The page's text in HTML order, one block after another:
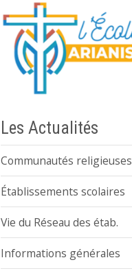
Les Actualités
Communautés religieuses
Établissements scolaires
Vie du Réseau des étab.
Informations générales